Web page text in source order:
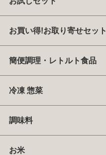
お買い得!お取り寄せセット
簡便調理・レトルト食品
冷凍 惣菜
調味料
お米